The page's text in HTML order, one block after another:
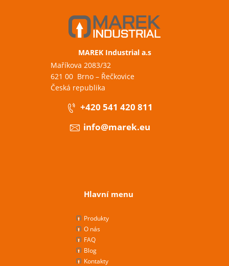
MAREK Industrial a.s
Maříkova 2083/32
621 00 Brno – Řečkovice
Česká republika
+420 541 420 811
info@marek.eu
Hlavní menu
Produkty
O nás
FAQ
Blog
Kontakty